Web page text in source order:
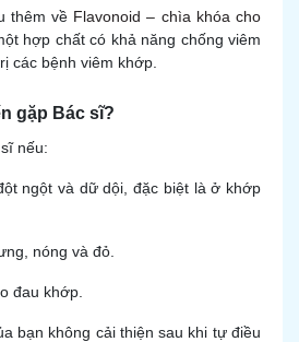
thêm về Flavonoid – chìa khóa cho
hợp chất có khả năng chống viêm
các bệnh viêm khớp.
gặp Bác sĩ?
nếu:
ngột và dữ dội, đặc biệt là ở khớp
nóng và đỏ.
đau khớp.
bạn không cải thiện sau khi tự điều